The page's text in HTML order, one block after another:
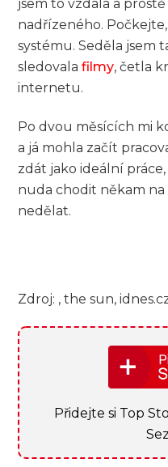
jsem to vzdala a
nadřízeného.
systému. Seděla jsem
sledovalafilmy, četla
internetu.
Po dvou měsících mi
a já mohla začít
zdát jako ideální
nuda chodit někam
nedělat.
Zdroj: , the sun,
Přidejte si Top